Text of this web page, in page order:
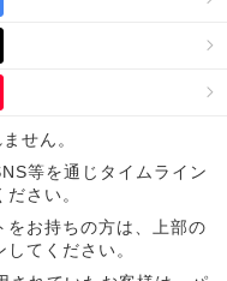
せん。
等を通じタイムライン
さい。
をお持ちの方は、上部の
てください。